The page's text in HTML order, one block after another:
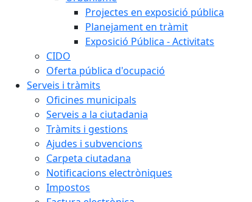
Projectes en exposició pública
Planejament en tràmit
Exposició Pública - Activitats
CIDO
Oferta pública d'ocupació
Serveis i tràmits
Oficines municipals
Serveis a la ciutadania
Tràmits i gestions
Ajudes i subvencions
Carpeta ciutadana
Notificacions electròniques
Impostos